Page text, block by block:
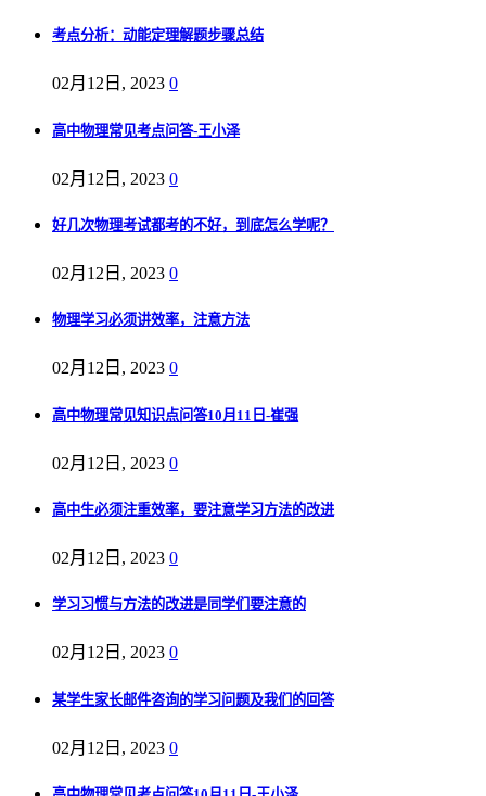
考点分析：动能定理解题步骤总结
02月12日, 2023 0
高中物理常见考点问答-王小泽
02月12日, 2023 0
好几次物理考试都考的不好，到底怎么学呢？
02月12日, 2023 0
物理学习必须讲效率，注意方法
02月12日, 2023 0
高中物理常见知识点问答10月11日-崔强
02月12日, 2023 0
高中生必须注重效率，要注意学习方法的改进
02月12日, 2023 0
学习习惯与方法的改进是同学们要注意的
02月12日, 2023 0
某学生家长邮件咨询的学习问题及我们的回答
02月12日, 2023 0